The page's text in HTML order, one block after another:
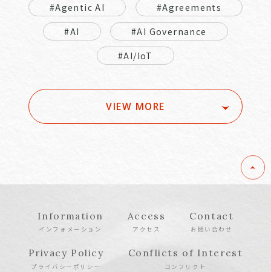
#Agentic AI
#Agreements
#AI
#AI Governance
#AI/IoT
VIEW MORE
Information
インフォメーション
Access
アクセス
Contact
お問い合わせ
Privacy Policy
プライバシーポリシー
Conflicts of Interest
コンフリクト